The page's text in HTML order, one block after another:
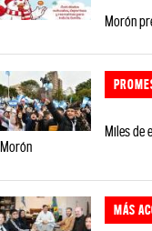
Morón
Miles de
Morón
MÁS